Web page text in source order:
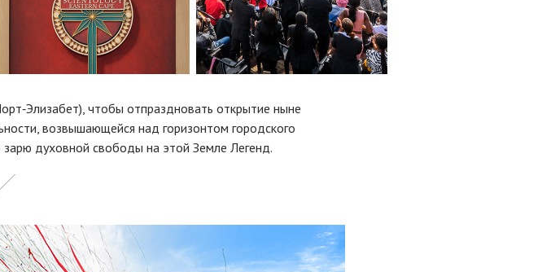
чтобы отпраздновать открытие ныне
возвышающейся над горизонтом городского
духовной свободы на этой Земле Легенд.